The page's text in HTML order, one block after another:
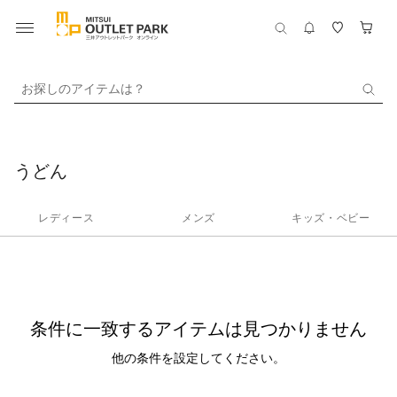
お探しのアイテムは？
うどん
レディース メンズ キッズ・ベビー
条件に一致するアイテムは見つかりません
他の条件を設定してください。